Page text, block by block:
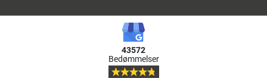
43572
Bedømmelser